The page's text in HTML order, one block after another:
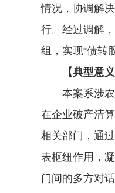
情况，协调解
行。经过调解
组，实现“债转
【典型意义
本案系涉农
在企业破产清
相关部门，通
表枢纽作用，
门间的多方对